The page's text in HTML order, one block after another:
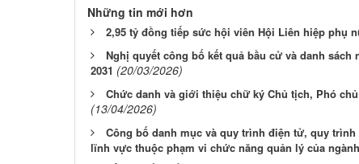
Những tin mới hơn
2,95 tỷ đồng tiếp sức hội viên Hội Liên hiệp phụ
Nghị quyết công bố kết quả bầu cử và danh
2031 (20/03/2026)
Chức danh và giới thiệu chữ ký Chủ tịch, Phó
(13/04/2026)
Công bố danh mục và quy trình điện tử, quy
lĩnh vực thuộc phạm vi chức năng quản lý của